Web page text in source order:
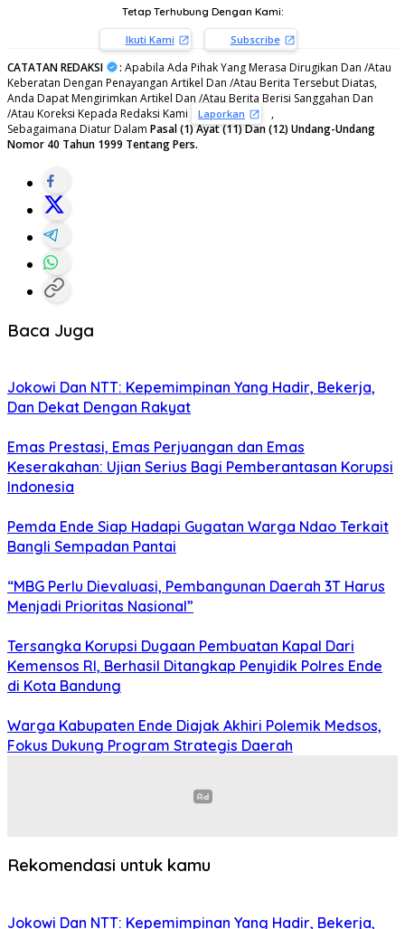
Tetap Terhubung Dengan Kami:
Ikuti Kami Subscribe
CATATAN REDAKSI : Apabila Ada Pihak Yang Merasa Dirugikan Dan /Atau
Keberatan Dengan Penayangan Artikel Dan /Atau Berita Tersebut Diatas,
Anda Dapat Mengirimkan Artikel Dan /Atau Berita Berisi Sanggahan Dan
/Atau Koreksi Kepada Redaksi Kami
Laporkan
,
Sebagaimana Diatur Dalam Pasal (1) Ayat (11) Dan (12) Undang-Undang
Nomor 40 Tahun 1999 Tentang Pers.
Baca Juga
Jokowi Dan NTT: Kepemimpinan Yang Hadir, Bekerja,
Dan Dekat Dengan Rakyat
Emas Prestasi, Emas Perjuangan dan Emas
Keserakahan: Ujian Serius Bagi Pemberantasan Korupsi
Indonesia
Pemda Ende Siap Hadapi Gugatan Warga Ndao Terkait
Bangli Sempadan Pantai
“MBG Perlu Dievaluasi, Pembangunan Daerah 3T Harus
Menjadi Prioritas Nasional”
Tersangka Korupsi Dugaan Pembuatan Kapal Dari
Kemensos RI, Berhasil Ditangkap Penyidik Polres Ende
di Kota Bandung
Warga Kabupaten Ende Diajak Akhiri Polemik Medsos,
Fokus Dukung Program Strategis Daerah
Rekomendasi untuk kamu
Jokowi Dan NTT: Kepemimpinan Yang Hadir, Bekerja,